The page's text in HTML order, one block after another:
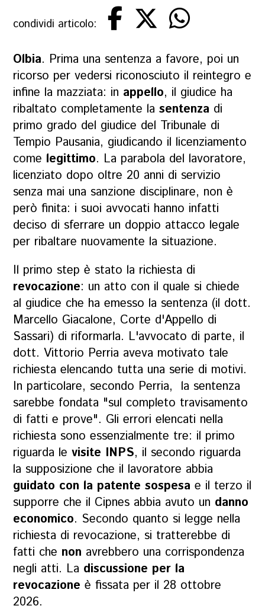
condividi articolo:
Olbia. Prima una sentenza a favore, poi un
ricorso per vedersi riconosciuto il reintegro e
infine la mazziata: in appello, il giudice ha
ribaltato completamente lasentenza di
primo grado del giudice del Tribunale di
Tempio Pausania, giudicando il licenziamento
come legittimo. La parabola del lavoratore,
licenziato dopo oltre 20 anni di servizio
senza mai una sanzione disciplinare, non è
però finita: i suoi avvocati hanno infatti
deciso di sferrare un doppio attacco legale
per ribaltare nuovamente la situazione.
Il primo step è stato la richiesta di
revocazione: un atto con il quale si chiede
al giudice che ha emesso la sentenza (il dott.
Marcello Giacalone, Corte d'Appello di
Sassari) di riformarla. L'avvocato di parte, il
dott. Vittorio Perria aveva motivato tale
richiesta elencando tutta una serie di motivi.
In particolare, secondo Perria, la sentenza
sarebbe fondata "sul completo travisamento
di fatti e prove". Gli errori elencati nella
richiesta sono essenzialmente tre: il primo
riguarda levisite INPS, il secondo riguarda
la supposizione che il lavoratore abbia
guidato con la patente sospesae il terzo il
supporre che il Cipnes abbia avuto un danno
economico. Secondo quanto si legge nella
richiesta di revocazione, si tratterebbe di
fatti che non avrebbero una corrispondenza
negli atti. La discussione per la
revocazione è fissata per il 28 ottobre
2026.